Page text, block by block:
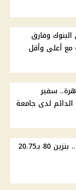
البنوك وفارق
مع أعلى وأقل
سفير
لدى جامعة
أسعار الوقود في مصر اليوم .. بنزين 80 بـ20.75